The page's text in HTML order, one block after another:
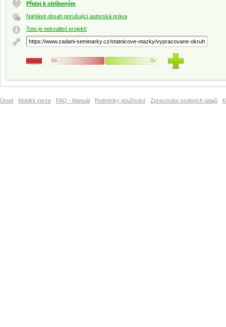
Přidej k oblíbeným
Nahlásit obsah porušující autorská práva
Toto je nekvalitní projekt!
0x 0x
Úvod Mobilní verze FAQ - Manuál Podmínky používání Zpracování osobních údajů